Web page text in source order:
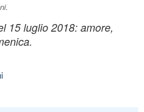
15 luglio 2018: amore,